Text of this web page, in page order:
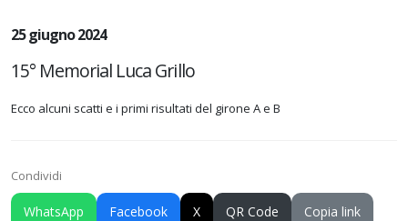
25 giugno 2024
15° Memorial Luca Grillo
Ecco alcuni scatti e i primi risultati del girone A e B
Condividi
WhatsApp Facebook X QR Code Copia link